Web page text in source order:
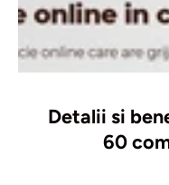
Detalii si
60